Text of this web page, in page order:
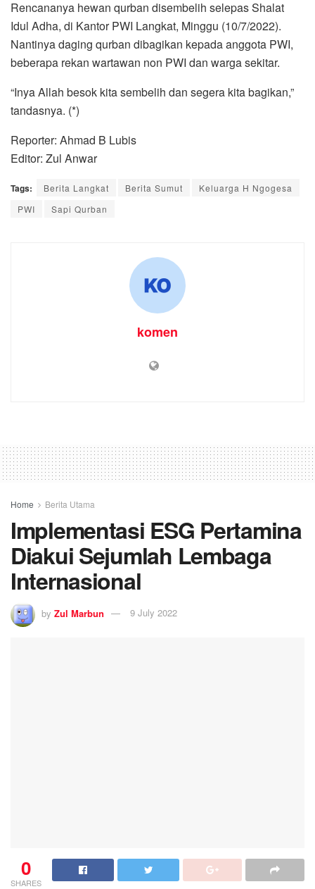
Rencananya hewan qurban disembelih selepas Shalat
Idul Adha, di Kantor PWI Langkat, Minggu (10/7/2022).
Nantinya daging qurban dibagikan kepada anggota PWI,
beberapa rekan wartawan non PWI dan warga sekitar.
“Inya Allah besok kita sembelih dan segera kita bagikan,”
tandasnya. (*)
Reporter: Ahmad B Lubis
Editor: Zul Anwar
Tags: Berita Langkat Berita Sumut
Keluarga H Ngogesa
PWI
Sapi Qurban
komen
Home Berita Utama
Implementasi ESG Pertamina
Diakui Sejumlah Lembaga
Internasional
by Zul Marbun 9 July 2022
0
SHARES